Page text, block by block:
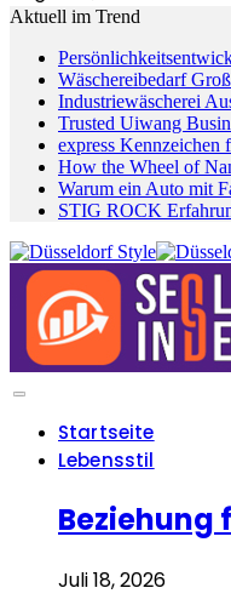
Aktuell im Trend
Wäschereibedarf
Industriewäscherei
Trusted Uiwang
express Kennzeichen
How the Wheel of
Warum ein Auto mit
STIG ROCK
Startseite
Lebensstil
Beziehung
Juli 18, 2026